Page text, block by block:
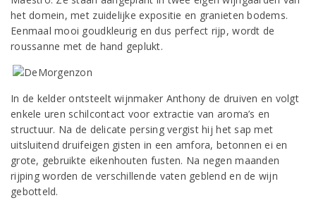
het domein, met zuidelijke expositie en granieten bodems.
Eenmaal mooi goudkleurig en dus perfect rijp, wordt de
roussanne met de hand geplukt.
In de kelder ontsteelt wijnmaker Anthony de druiven en volgt
enkele uren schilcontact voor extractie van aroma’s en
structuur. Na de delicate persing vergist hij het sap met
uitsluitend druifeigen gisten in een amfora, betonnen ei en
grote, gebruikte eikenhouten fusten. Na negen maanden
rijping worden de verschillende vaten geblend en de wijn
gebotteld.